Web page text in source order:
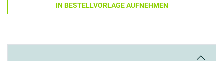
IN BESTELLVORLAGE AUFNEHMEN